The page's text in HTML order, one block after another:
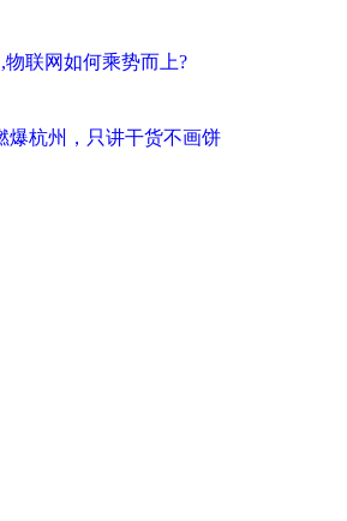
联网如何乘势而上?
爆杭州，只讲干货不画饼